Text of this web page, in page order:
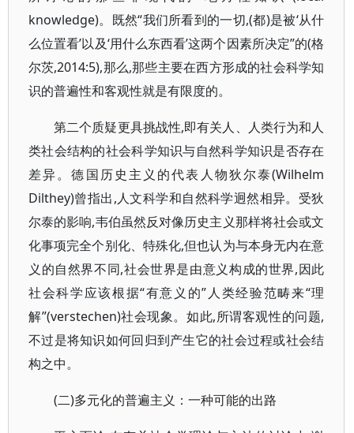
knowledge)。既然“我们所看到的一切,(都)是被‘从什
么位置看’以及‘用什么东西看’这两个因素所决定”的(格
尔茨,2014:5),那么,那些主要在西方形成的社会科学知
识的普遍性和客观性就是有限度的。
第二个质疑更具挑战性,即有关人、人类行为和人
类社会结构的社会科学知识与自然科学知识是否存在
差异。德国历史主义的代表人物狄尔泰(Wilhelm
Dilthey)曾指出,人文科学和自然科学迥然相异。受狄
尔泰的影响,韦伯虽然反对像历史主义那样将社会或文
化事项完全个别化、特殊化,但也认为与本身无内在意
义的自然界不同,社会世界是由意义构成的世界,因此
社会科学应该根据“有意义的”人类经验范畴来“理
解”(verstechen)社会现象。如此,所谓客观性的问题,
不过是将知识如何回归到产生它的社会过程或社会结
构之中。
(二)多元化的普遍主义：一种可能的出路